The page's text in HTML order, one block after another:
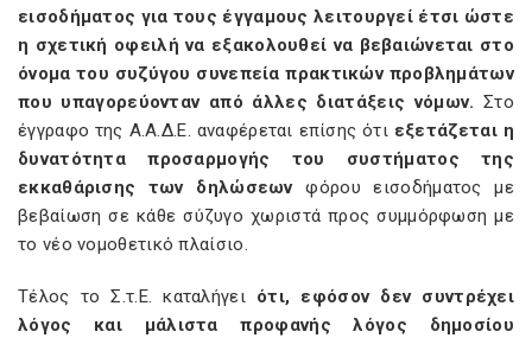
εισοδήματος για τους έγγαμους λειτουργεί έτσι ώστε
η σχετική οφειλή να εξακολουθεί να βεβαιώνεται στο
όνομα του συζύγου συνεπεία πρακτικών προβλημάτων
που υπαγορεύονταν από άλλες διατάξεις νόμων. Στο
έγγραφο της Α.Α.Δ.Ε. αναφέρεται επίσης ότι εξετάζεται η
δυνατότητα προσαρμογής του συστήματος της
εκκαθάρισης των δηλώσεωνφόρου εισοδήματος με
βεβαίωση σε κάθε σύζυγο χωριστά προς συμμόρφωση με
το νέο νομοθετικό πλαίσιο.
Τέλος το Σ.τ.Ε. καταλήγει ότι, εφόσον δεν συντρέχει
λόγος και μάλιστα προφανής λόγος δημοσίου